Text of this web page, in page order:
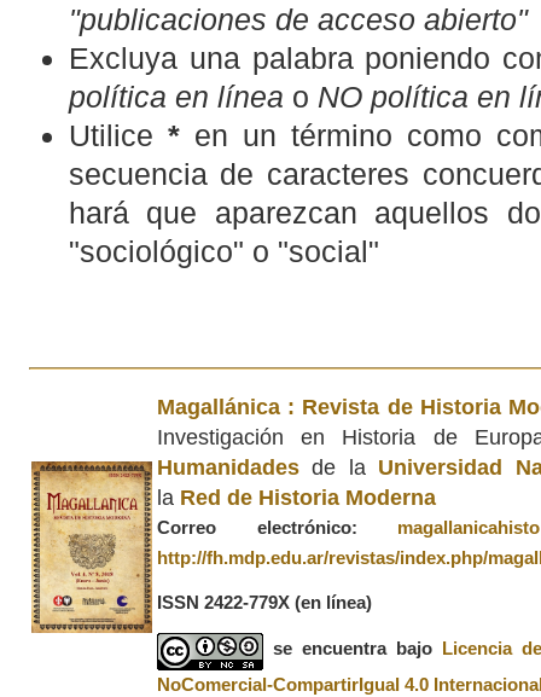
"publicaciones de acceso abierto"
Excluya una palabra poniendo
política en línea o NO política en
Utilice *en un término como
secuencia de caracteres
hará que aparezcan aquellos
"sociológico" o "social"
Magallánica : Revista de Historia
Investigación en Historia de
Humanidadesde la Universidad
la Red de Historia Moderna
Correo electrónico:
http://fh.mdp.edu.ar/revistas/index.php/
ISSN 2422-779X (en línea)
se encuentra bajo
Licencia
NoComercial-CompartirIgual 4.0